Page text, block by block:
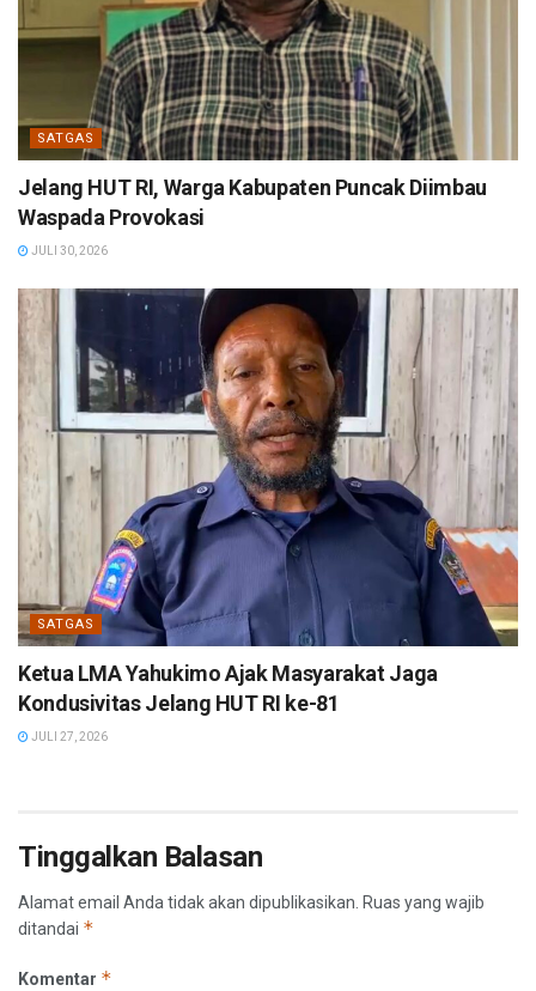
SATGAS
Jelang HUT RI, Warga Kabupaten Puncak Diimbau
Waspada Provokasi
JULI 30, 2026
SATGAS
Ketua LMA Yahukimo Ajak Masyarakat Jaga
Kondusivitas Jelang HUT RI ke-81
JULI 27, 2026
Tinggalkan Balasan
Alamat email Anda tidak akan dipublikasikan. Ruas yang wajib
ditandai *
Komentar *